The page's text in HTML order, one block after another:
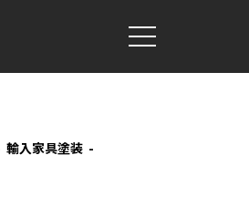
輸入家具塗装 -